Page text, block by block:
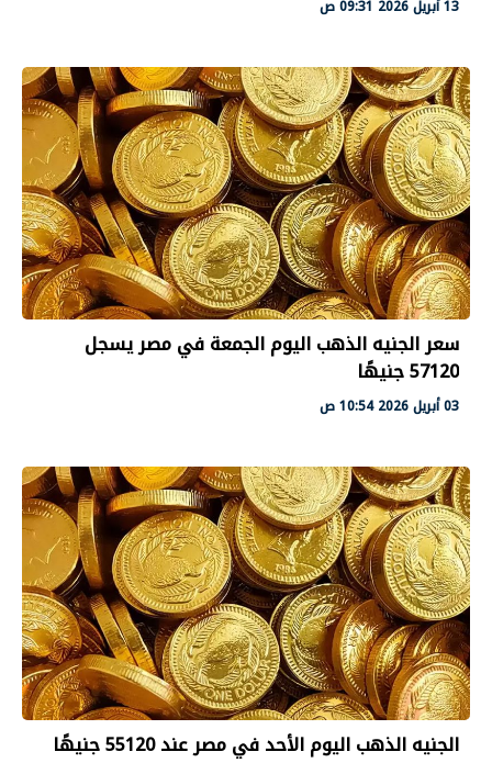
13 أبريل 2026 09:31 ص
سعر الجنيه الذهب اليوم الجمعة في مصر يسجل
57120 جنيهًا
03 أبريل 2026 10:54 ص
الجنيه الذهب اليوم الأحد في مصر عند 55120 جنيهًا